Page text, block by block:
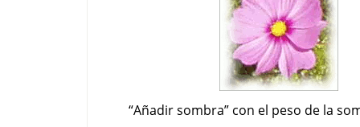
“Añadir sombra”con el peso de la